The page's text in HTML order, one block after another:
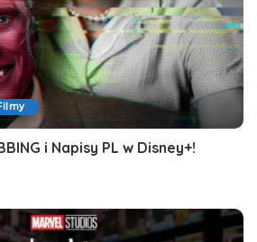
i Napisy PL w Disney+!